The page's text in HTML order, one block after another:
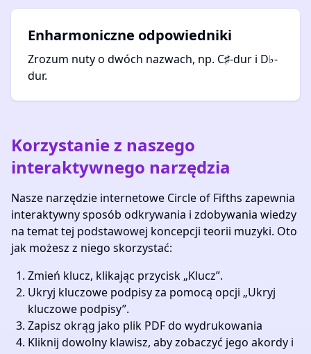
Enharmoniczne odpowiedniki
Zrozum nuty o dwóch nazwach, np. C♯-dur i D♭-
dur.
Korzystanie z naszego
interaktywnego narzędzia
Nasze narzędzie internetowe Circle of Fifths zapewnia
interaktywny sposób odkrywania i zdobywania wiedzy
na temat tej podstawowej koncepcji teorii muzyki. Oto
jak możesz z niego skorzystać:
Zmień klucz, klikając przycisk „Klucz”.
Ukryj kluczowe podpisy za pomocą opcji „Ukryj
kluczowe podpisy”.
Zapisz okrąg jako plik PDF do wydrukowania
Kliknij dowolny klawisz, aby zobaczyć jego akordy i